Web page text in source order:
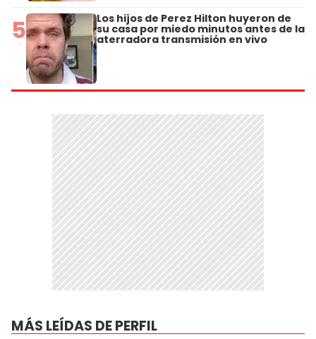
5 Los hijos de Perez Hilton huyeron de
su casa por miedo minutos antes de la
aterradora transmisión en vivo
MÁS LEÍDAS DE PERFIL